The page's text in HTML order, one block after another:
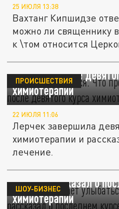
25 ИЮЛЯ 13:38
Вахтанг Кипшидзе
можно ли священнику
к \том относится
Лерчек не сдается.
блогером после
химиотерапии
ПРОИСШЕСТВИЯ
22 ИЮЛЯ 11:06
Лерчек завершила
химиотерапии и
лечение.
"Она продолжает
Лерчек рассказал о
химиотерапии
ШОУ-БИЗНЕС